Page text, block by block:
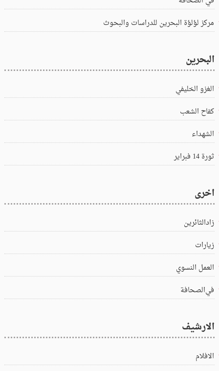
مركز لؤلؤة البحرين للدراسات والبحوث
البحرين
الغزو الخليفي
كفاح الشعب
الشهداء
ثورة 14 فبراير
اخرى
زادالثائرين
زيارات
العمل النسوي
في‌الصحافة
الارشيف
الافلام